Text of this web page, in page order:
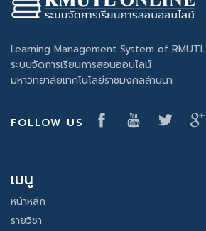
Learning Management System of RMUTL
ระบบจัดการเรียนการสอนออนไลน์
มหาวิทยาลัยเทคโนโลยีราชมงคลล้านนา
FOLLOW US
เมนู
หน้าหลัก
รายวิชา